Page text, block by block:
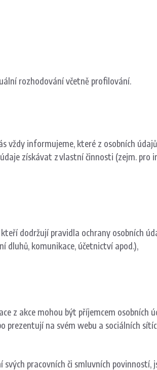
rozhodování včetně profilování.
vždy informujeme, které z osobních
získávat z vlastní činnosti (zejm. pro
dodržují pravidla ochrany osobních
dluhů, komunikace, účetnictví apod.),
z akce mohou být příjemcem osobních
prezentují na svém webu a sociálních
pracovních či smluvních povinností,